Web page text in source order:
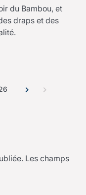
du Bambou, et
draps et des
Les champs